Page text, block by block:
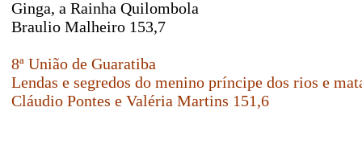
Ginga, a Rainha Quilombola
Braulio Malheiro 153,7
8ª União de Guaratiba
Lendas e segredos do menino príncipe dos rios e
Cláudio Pontes e Valéria Martins 151,6